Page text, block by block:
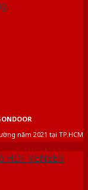
năm 2021 tại TP.HCM
HDF VENEER